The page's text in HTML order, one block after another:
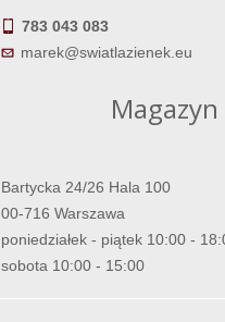
783 043 083
marek@swiatlazienek.eu
Magazyn
Bartycka 24/26 Hala 100
00-716 Warszawa
poniedziałek - piątek 10:00 -
sobota 10:00 - 15:00